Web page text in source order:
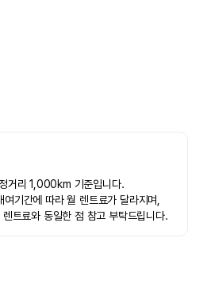
거리 1,000km 기준입니다.
기간에 따라 월 렌트료가 달라지며,
트료와 동일한 점 참고 부탁드립니다.